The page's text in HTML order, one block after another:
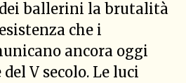
ballerini la brutalità
che i
ancora oggi
V secolo. Le luci